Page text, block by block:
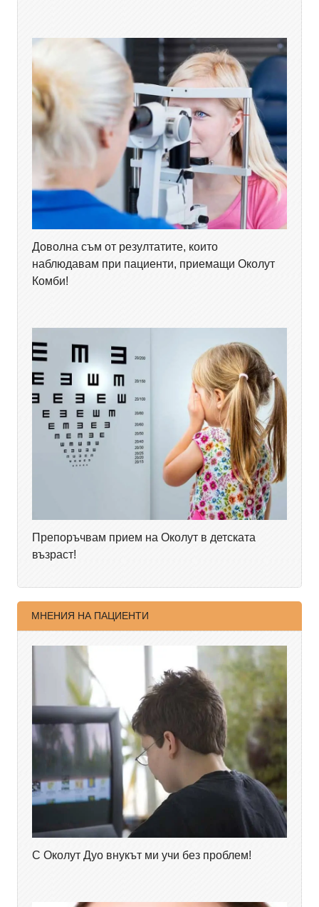
Доволна съм от резултатите, които
наблюдавам при пациенти, приемащи Околут
Комби!
Препоръчвам прием на Околут в детската
възраст!
МНЕНИЯ НА ПАЦИЕНТИ
С Околут Дуо внукът ми учи без проблем!